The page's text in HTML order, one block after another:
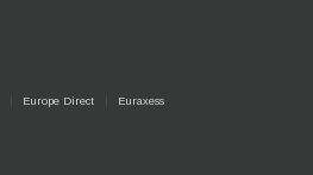
Europe Direct Euraxess